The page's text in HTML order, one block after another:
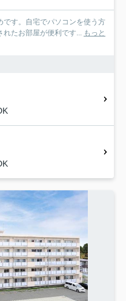
です。自宅でパソコンを使う方
れたお部屋が便利です... もっと